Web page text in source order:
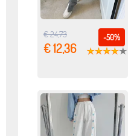
-50%
€ 24,73
€ 12,36